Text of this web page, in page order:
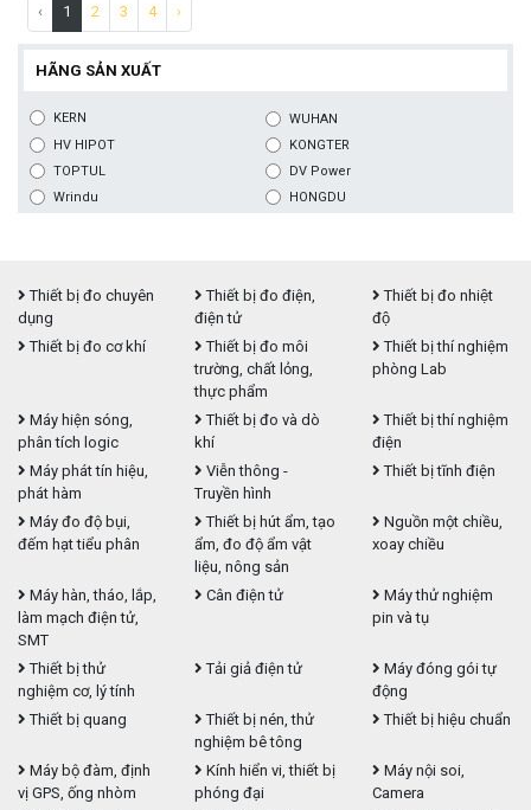
‹ 1 2 3 4 ›
HÃNG SẢN XUẤT
KERN
WUHAN
HV HIPOT
KONGTER
TOPTUL
DV Power
Wrindu
HONGDU
Thiết bị đo chuyên
dụng
Thiết bị đo điện,
điện tử
Thiết bị đo nhiệt
độ
Thiết bị đo cơ khí
Thiết bị đo môi
trường, chất lỏng,
thực phẩm
Thiết bị thí nghiệm
phòng Lab
Máy hiện sóng,
phân tích logic
Thiết bị đo và dò
khí
Thiết bị thí nghiệm
điện
Máy phát tín hiệu,
phát hàm
Viễn thông -
Truyền hình
Thiết bị tĩnh điện
Máy đo độ bụi,
đếm hạt tiểu phân
Thiết bị hút ẩm, tạo
ẩm, đo độ ẩm vật
liệu, nông sản
Nguồn một chiều,
xoay chiều
Máy hàn, tháo, lắp,
làm mạch điện tử,
SMT
Cân điện tử
Máy thử nghiệm
pin và tụ
Thiết bị thử
nghiệm cơ, lý tính
Tải giả điện tử
Máy đóng gói tự
động
Thiết bị quang
Thiết bị nén, thử
nghiệm bê tông
Thiết bị hiệu chuẩn
Máy bộ đàm, định
vị GPS, ống nhòm
Kính hiển vi, thiết bị
phóng đại
Máy nội soi,
Camera